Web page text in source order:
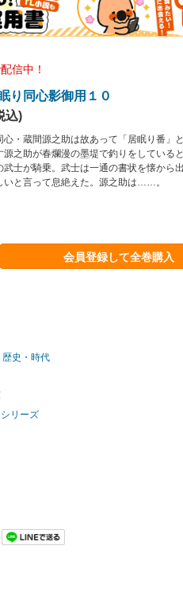
信中！
り同心影御用１０
込)
心・蔵間源之助は故あって「居眠り番」
源之助が春爛漫の墨堤で釣りをしている
武士が騎乗。武士は一通の書状を懐から
いと言って息絶えた。源之助は……。
会員登録して全巻購入
歴史・時代
リーズ